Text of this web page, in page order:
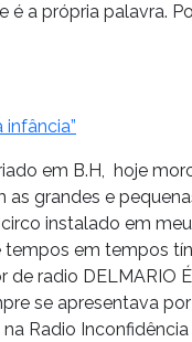
é a própria palavra.
infância”
em B.H, hoje
grandes e
instalado em
tempos em tempos
radio DELMARIO
se apresentava
Radio Inconfidência